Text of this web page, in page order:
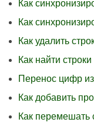
Как
Как
Как удалить
Как найти
Перенос цифр
Как добавить
Как перемешать